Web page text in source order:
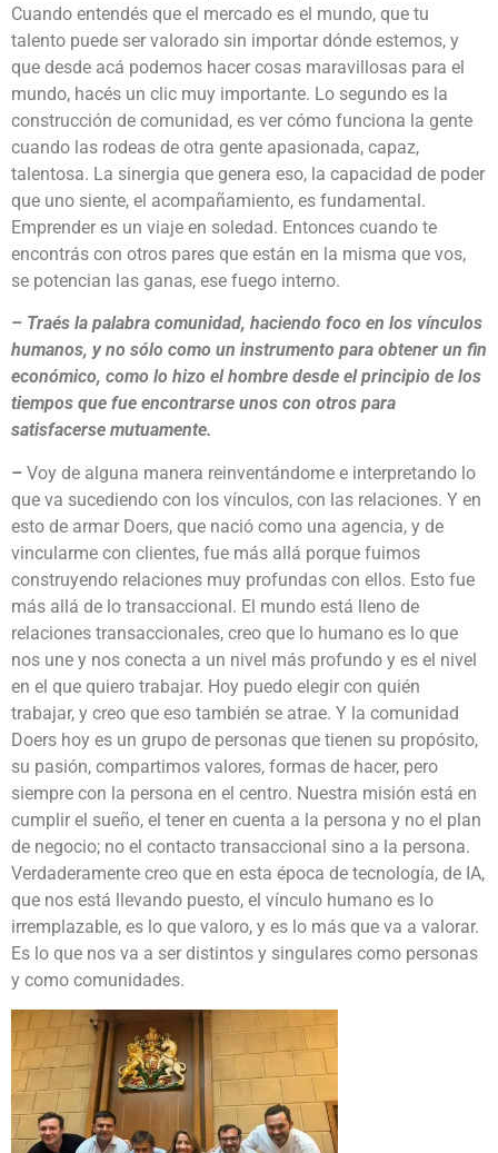
Cuando entendés que el mercado es el mundo, que tu
talento puede ser valorado sin importar dónde estemos, y
que desde acá podemos hacer cosas maravillosas para el
mundo, hacés un clic muy importante. Lo segundo es la
construcción de comunidad, es ver cómo funciona la gente
cuando las rodeas de otra gente apasionada, capaz,
talentosa. La sinergia que genera eso, la capacidad de poder
que uno siente, el acompañamiento, es fundamental.
Emprender es un viaje en soledad. Entonces cuando te
encontrás con otros pares que están en la misma que vos,
se potencian las ganas, ese fuego interno.
– Traés la palabra comunidad, haciendo foco en los vínculos
humanos, y no sólo como un instrumento para obtener un fin
económico, como lo hizo el hombre desde el principio de los
tiempos que fue encontrarse unos con otros para
satisfacerse mutuamente.
– Voy de alguna manera reinventándome e interpretando lo
que va sucediendo con los vínculos, con las relaciones. Y en
esto de armar Doers, que nació como una agencia, y de
vincularme con clientes, fue más allá porque fuimos
construyendo relaciones muy profundas con ellos. Esto fue
más allá de lo transaccional. El mundo está lleno de
relaciones transaccionales, creo que lo humano es lo que
nos une y nos conecta a un nivel más profundo y es el nivel
en el que quiero trabajar. Hoy puedo elegir con quién
trabajar, y creo que eso también se atrae. Y la comunidad
Doers hoy es un grupo de personas que tienen su propósito,
su pasión, compartimos valores, formas de hacer, pero
siempre con la persona en el centro. Nuestra misión está en
cumplir el sueño, el tener en cuenta a la persona y no el plan
de negocio; no el contacto transaccional sino a la persona.
Verdaderamente creo que en esta época de tecnología, de IA,
que nos está llevando puesto, el vínculo humano es lo
irremplazable, es lo que valoro, y es lo más que va a valorar.
Es lo que nos va a ser distintos y singulares como personas
y como comunidades.